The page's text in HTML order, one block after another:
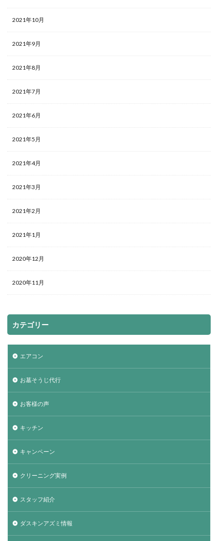
2021年10月
2021年9月
2021年8月
2021年7月
2021年6月
2021年5月
2021年4月
2021年3月
2021年2月
2021年1月
2020年12月
2020年11月
カテゴリー
エアコン
お墓そうじ代行
お客様の声
キッチン
キャンペーン
クリーニング実例
スタッフ紹介
ダスキンアズミ情報